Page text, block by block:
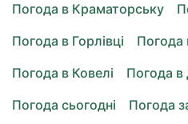
Погода в Краматорську
Погода в Горлівці
Погода
Погода в Ковелі
Погода в
Погода сьогодні
Погода